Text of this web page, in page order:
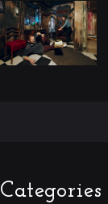
Categories